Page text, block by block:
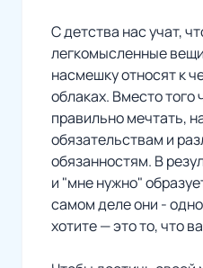
С детства нас учат,
легкомысленные
насмешку относят к
облаках. Вместо того
правильно мечтать,
обязательствам и
обязанностям. В
и "мне нужно"
самом деле они -
хотите — это то, что